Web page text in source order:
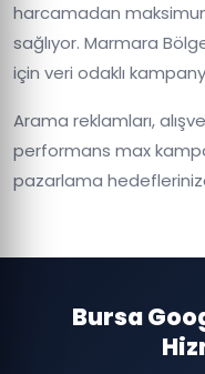
harcamadan
sağlıyor. Marmara
için veri odaklı
Arama reklamları,
performans max
pazarlama
Bursa